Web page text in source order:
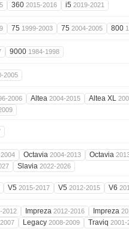
360 2015-2016 i5 2019-2021
75 1999-2003 75 2004-2005 800
9000 1984-1998
2005
2006 Altea 2004-2015 Altea XL
Octavia 2004-2013 Octavia
Slavia 2022-2026
V5 2015-2017 V5 2012-2015 V6
2012 Impreza 2012-2016 Impreza
Legacy 2008-2009 Traviq 2001-